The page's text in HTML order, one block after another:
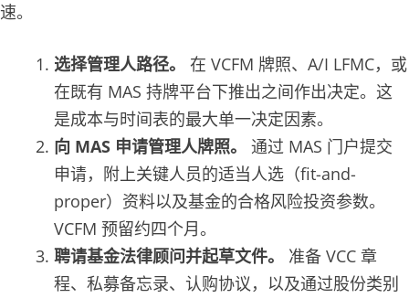
速。
选择管理人路径。
在 VCFM 牌照、A/I LFMC，或
在既有 MAS 持牌平台下推出之间作出决定。这
是成本与时间表的最大单一决定因素。
向 MAS 申请管理人牌照。
通过 MAS 门户提交
申请，附上关键人员的适当人选（fit-and-
proper）资料以及基金的合格风险投资参数。
VCFM 预留约四个月。
聘请基金法律顾问并起草文件。
准备 VCC 章
程、私募备忘录、认购协议，以及通过股份类别